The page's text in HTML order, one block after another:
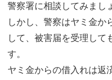
警察署に相談してみまし
しかし、警察はヤミ金か
して、被害届を受理して
す。
ヤミ金からの借入れは返